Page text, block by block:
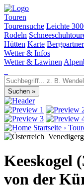
Touren
Tourensuche Leichte
Rodeln
Hütten Karte Bergpartner
Wetter & Infos
Wetter & Lawinen
Startseite ›
Keeskogel
von der